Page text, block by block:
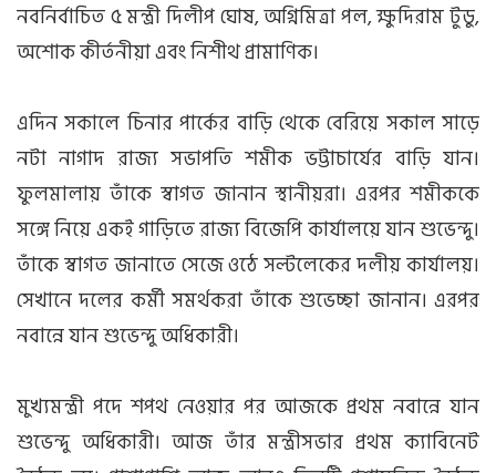
নবনির্বাচিত ৫ মন্ত্রী দিলীপ ঘোষ, অগ্নিমিত্রা পল, ক্ষুদিরাম টুডু,
অশোক কীর্তনীয়া এবং নিশীথ প্রামাণিক।
এদিন সকালে চিনার পার্কের বাড়ি থেকে বেরিয়ে সকাল সাড়ে
নটা নাগাদ রাজ্য সভাপতি শমীক ভট্টাচার্যের বাড়ি যান।
ফুলমালায় তাঁকে স্বাগত জানান স্থানীয়রা। এরপর শমীককে
সঙ্গে নিয়ে একই গাড়িতে রাজ্য বিজেপি কার্যালয়ে যান শুভেন্দু।
তাঁকে স্বাগত জানাতে সেজে ওঠে সল্টলেকের দলীয় কার্যালয়।
সেখানে দলের কর্মী সমর্থকরা তাঁকে শুভেচ্ছা জানান। এরপর
নবান্নে যান শুভেন্দু অধিকারী।
মুখ্যমন্ত্রী পদে শপথ নেওয়ার পর আজকে প্রথম নবান্নে যান
শুভেন্দু অধিকারী। আজ তাঁর মন্ত্রীসভার প্রথম ক্যাবিনেট